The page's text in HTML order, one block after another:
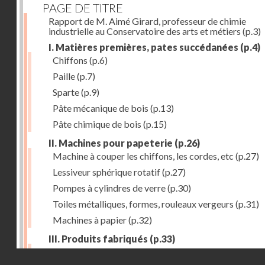
PAGE DE TITRE
Rapport de M. Aimé Girard, professeur de chimie
industrielle au Conservatoire des arts et métiers (p.3)
I. Matières premières, pates succédanées (p.4)
Chiffons (p.6)
Paille(p.7)
Sparte(p.9)
Pâte mécanique de bois (p.13)
Pâte chimique de bois (p.15)
II. Machines pour papeterie (p.26)
Machine à couper les chiffons, les cordes, etc (p.27)
Lessiveur sphérique rotatif(p.27)
Pompes à cylindres de verre(p.30)
Toiles métalliques, formes, rouleaux vergeurs (p.31)
Machines à papier(p.32)
III. Produits fabriqués (p.33)
Papiers à journaux(p.39)